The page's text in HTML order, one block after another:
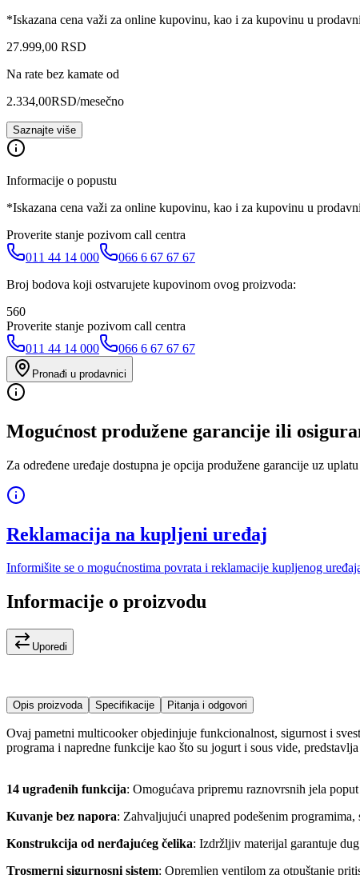
*Iskazana cena važi za online kupovinu, kao i za kupovinu u
27.999,00 RSD
Na rate bez kamate od
2.334,00RSD/mesečno
Saznajte više
Informacije o popustu
*Iskazana cena važi za online kupovinu, kao i za kupovinu u
Proverite stanje pozivom call centra
011 44 14 000
066 6 67 67 67
Broj bodova koji ostvarujete kupovinom ovog proizvoda:
560
Proverite stanje pozivom call centra
011 44 14 000
066 6 67 67 67
Pronađi u prodavnici
Mogućnost produžene garancije ili
Za određene uređaje dostupna je opcija produžene garancije uz
Reklamacija na kupljeni uređaj
Informišite se o mogućnostima povrata i reklamacije kupljenog
Informacije o proizvodu
Uporedi
Opis proizvoda Specifikacije Pitanja i odgovori
Ovaj pametni multicooker objedinjuje funkcionalnost, sigurnost i
programa i napredne funkcije kao što su jogurt i sous vide,
14 ugrađenih funkcija: Omogućava pripremu raznovrsnih jela
Kuvanje bez napora: Zahvaljujući unapred podešenim
Konstrukcija od nerđajućeg čelika: Izdržljiv materijal garantuje
Trosmerni sigurnosni sistem: Opremljen ventilom za otpuštanje